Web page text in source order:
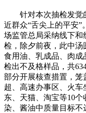
针对本次抽检发觉
近群众“舌尖上的平安
场监管总局采纳线下
检，除夕前夜，此中汤
食用油、乳成品、肉成
检出不及格样品，共
部分开展核查措置，笼
超、高速办事区、火
东、天猫、淘宝等10
染、酱油中质量目标